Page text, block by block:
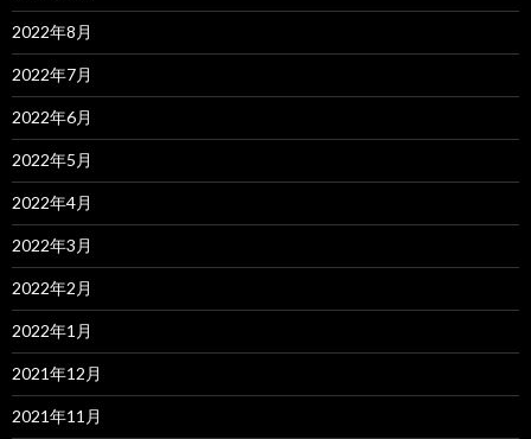
2022年8月
2022年7月
2022年6月
2022年5月
2022年4月
2022年3月
2022年2月
2022年1月
2021年12月
2021年11月